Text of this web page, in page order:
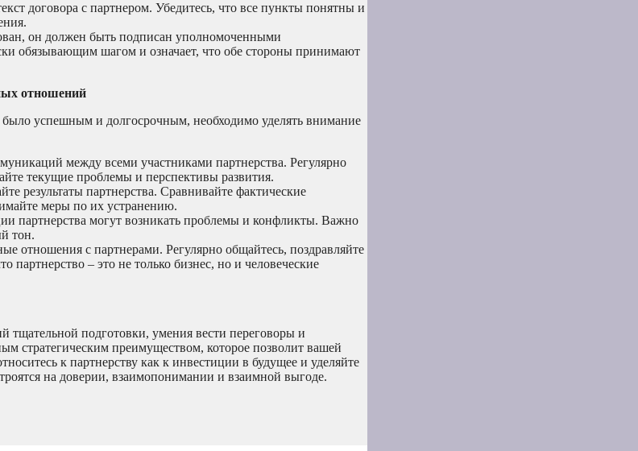
договора с партнером. Убедитесь, что все пункты понятны и
он должен быть подписан уполномоченными
обязывающим шагом и означает, что обе стороны принимают
отношений
было успешным и долгосрочным, необходимо уделять внимание
между всеми участниками партнерства. Регулярно
текущие проблемы и перспективы развития.
результаты партнерства. Сравнивайте фактические
меры по их устранению.
партнерства могут возникать проблемы и конфликты. Важно
тон.
отношения с партнерами. Регулярно общайтесь, поздравляйте
– это не только бизнес, но и человеческие
тщательной подготовки, умения вести переговоры и
стратегическим преимуществом, которое позволит вашей
к партнерству как к инвестиции в будущее и уделяйте
на доверии, взаимопонимании и взаимной выгоде.